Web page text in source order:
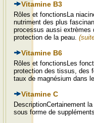
Vitamine B3
Rôles et fonctionsLa
nutriment des plus
processus aussi extrèmes
protection de la peau.
Vitamine B6
Rôles et fonctionsLes
protection des tissus, des
taux de magnésium dans
Vitamine C
DescriptionCertainement
sous forme de